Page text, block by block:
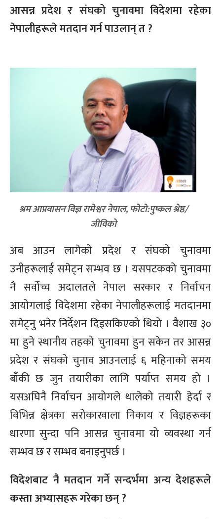
आसन्न प्रदेश र संघको चुनावमा विदेशमा रहेका
नेपालीहरूले मतदान गर्न पाउलान् त ?
श्रम आप्रवासन विज्ञ रामेश्वर नेपाल, फोटो:पुष्कल श्रेष्ठ/
जीविको
अब आउन लागेको प्रदेश र संघको चुनावमा
उनीहरूलाई समेट्न सम्भव छ । यसपटकको चुनावमा
नै सर्वोच्च अदालतले नेपाल सरकार र निर्वाचन
आयोगलाई विदेशमा रहेका नेपालीहरूलाई मतदानमा
समेट्नु भनेर निर्देशन दिइसकिएको थियो । वैशाख ३०
मा हुने स्थानीय तहको चुनावमा हुन सकेन तर आसन्न
प्रदेश र संघको चुनाव आउनलाई ६ महिनाको समय
बाँकी छ जुन तयारीका लागि पर्याप्त समय हो ।
यसअघिनै निर्वाचन आयोगले थालेको तयारी हेर्दा र
विभिन्न क्षेत्रका सरोकारवाला निकाय र विज्ञहरूका
धारणा सुन्दा पनि आसन्न चुनावमा यो व्यवस्था गर्न
सम्भव छ र सम्भव बनाइनुपर्छ ।
विदेशबाट नै मतदान गर्ने सन्दर्भमा अन्य देशहरूले
कस्ता अभ्यासहरू गरेका छन् ?